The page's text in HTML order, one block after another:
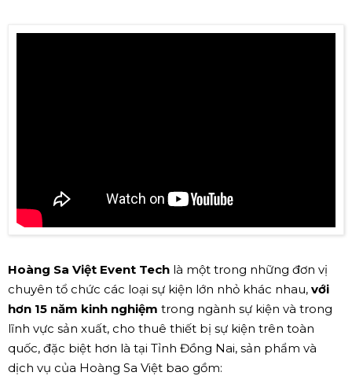
Hoàng Sa Việt Event Tech là một trong những đơn vị
chuyên tổ chức các loại sự kiện lớn nhỏ khác nhau, với
hơn 15 năm kinh nghiệm trong ngành sự kiện và trong
lĩnh vực sản xuất, cho thuê thiết bị sự kiện trên toàn
quốc, đặc biệt hơn là tại Tỉnh Đồng Nai, sản phẩm và
dịch vụ của Hoàng Sa Việt bao gồm: